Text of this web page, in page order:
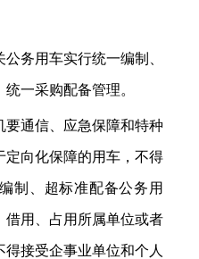
用车实行统一编制、
一采购配备管理。
通信、应急保障和特种
定向化保障的用车，不得
制、超标准配备公务用
借用、占用所属单位或者
接受企事业单位和个人